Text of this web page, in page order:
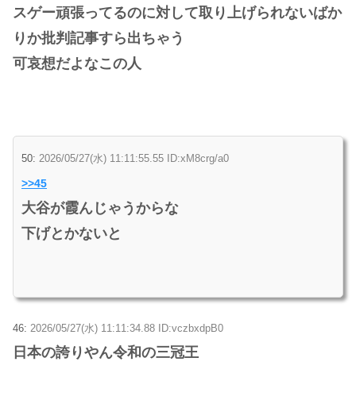
スゲー頑張ってるのに対して取り上げられないばか
りか批判記事すら出ちゃう
可哀想だよなこの人
50: 2026/05/27(水) 11:11:55.55 ID:xM8crg/a0
>>45
大谷が霞んじゃうからな
下げとかないと
46: 2026/05/27(水) 11:11:34.88 ID:vczbxdpB0
日本の誇りやん令和の三冠王